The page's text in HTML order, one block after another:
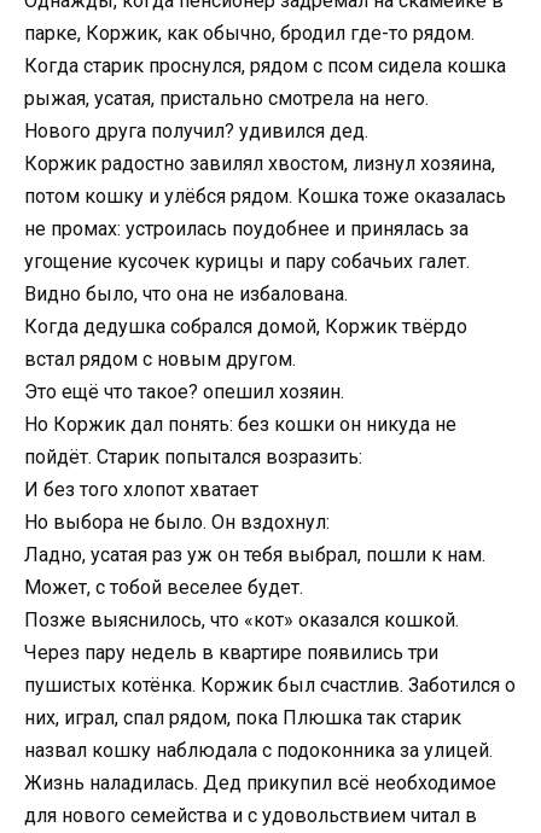
парке, Коржик, как обычно, бродил где-то рядом.
Когда старик проснулся, рядом с псом сидела кошка
рыжая, усатая, пристально смотрела на него.
Нового друга получил? удивился дед.
Коржик радостно завилял хвостом, лизнул хозяина,
потом кошку и улёбся рядом. Кошка тоже оказалась
не промах: устроилась поудобнее и принялась за
угощение кусочек курицы и пару собачьих галет.
Видно было, что она не избалована.
Когда дедушка собрался домой, Коржик твёрдо
встал рядом с новым другом.
Это ещё что такое? опешил хозяин.
Но Коржик дал понять: без кошки он никуда не
пойдёт. Старик попытался возразить:
И без того хлопот хватает
Но выбора не было. Он вздохнул:
Ладно, усатая раз уж он тебя выбрал, пошли к нам.
Может, с тобой веселее будет.
Позже выяснилось, что «кот» оказался кошкой.
Через пару недель в квартире появились три
пушистых котёнка. Коржик был счастлив. Заботился о
них, играл, спал рядом, пока Плюшка так старик
назвал кошку наблюдала с подоконника за улицей.
Жизнь наладилась. Дед прикупил всё необходимое
для нового семейства и с удовольствием читал в